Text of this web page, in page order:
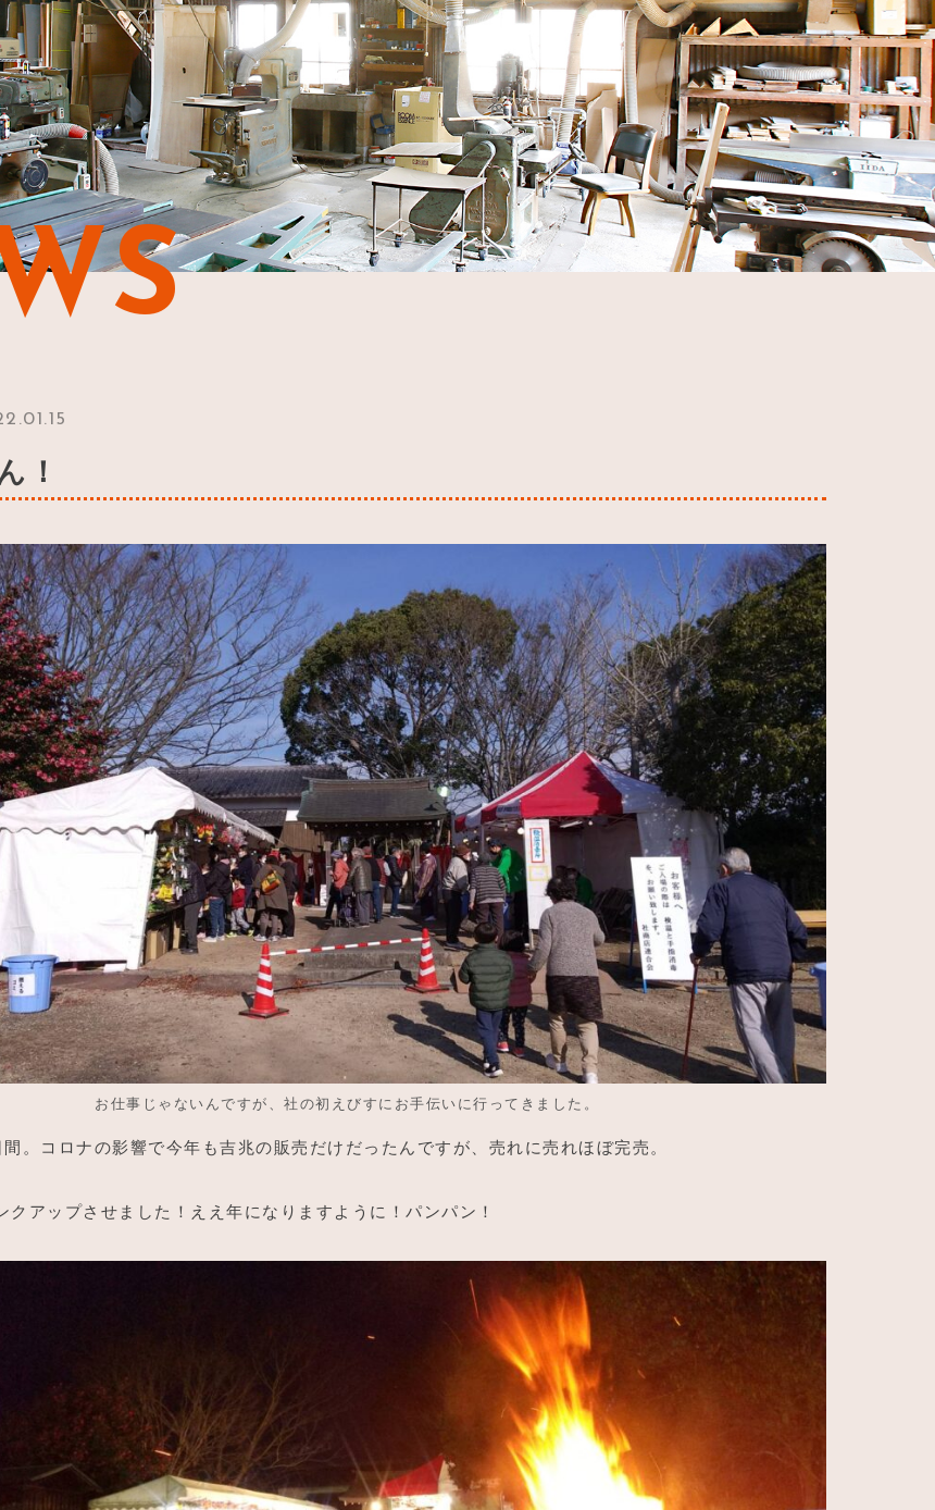
！
お仕事じゃないんですが、社の初えびすにお手伝いに行ってきました。
。コロナの影響で今年も吉兆の販売だけだったんですが、売れに売れほぼ完売。
クアップさせました！ええ年になりますように！パンパン！